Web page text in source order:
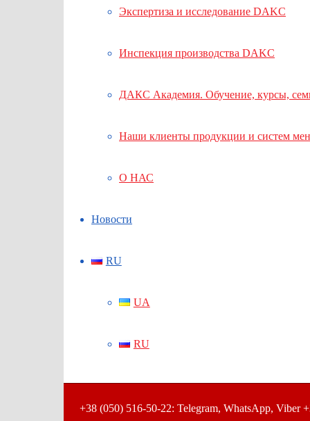
Экспертиза и исследование DAKC
Инспекция производства DAKC
ДАКС Академия. Обучение, курсы,
Наши клиенты продукции и систем
О НАС
Новости
RU
UA
RU
+38 (050) 516-50-22: Telegram, WhatsApp, Viber